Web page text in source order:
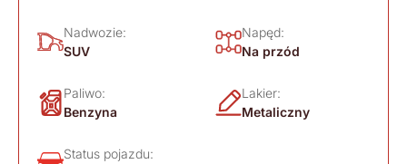
Nadwozie:
SUV
Napęd:
Na przód
Paliwo:
Benzyna
Lakier:
Metaliczny
Status pojazdu: